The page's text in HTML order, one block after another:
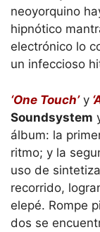
neoyorquino
hipnótico
electrónico lo
un infeccioso
‘One Touch’y
Soundsystem
álbum: la
ritmo; y la
uso de
recorrido,
elepé. Rompe
dos se